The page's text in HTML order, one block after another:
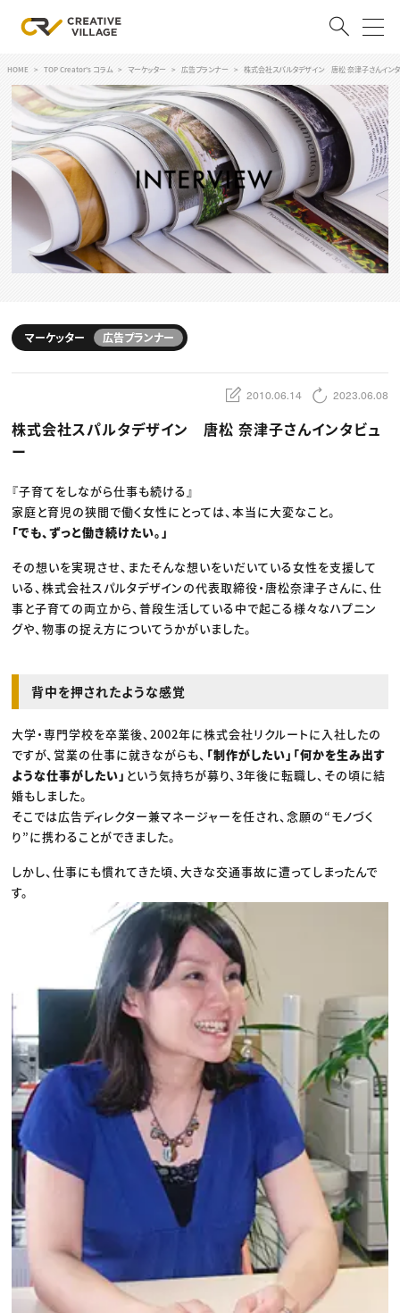
ログイン 会員登録
RECRUIT
クリエイター求人を探す
CREATIVE JOB求人検索
特集求人
採用説明会
スキルアップしたい！
デザイン
編集・ライティング
マーケティング
ディレクション
TOP Creator’s コラム
Webクリエイター
アプリクリエイター
ゲームクリエイター
クリエイターインタビュー
C＆R Magazine
セミナー
ニュース・トレンド トップ
Web
映像
ゲーム・エンタメ
出版
CREATIVE VILLAGEからのお知らせ
プロフェッショナル×つながる×メディア
HOME TOP Creator's コラム マーケッター 広告プランナー 株式会社スパルタデザイン 唐松 奈津子さんイン
マーケッター 広告プランナー
2010.06.14 2023.06.08
株式会社スパルタデザイン 唐松 奈津子さんインタビュ
ー
『子育てをしながら仕事も続ける』
家庭と育児の狭間で働く女性にとっては、本当に大変なこと。
「でも、ずっと働き続けたい。」
その想いを実現させ、またそんな想いをいだいている女性を支援して
いる、株式会社スパルタデザインの代表取締役・唐松奈津子さんに、仕
事と子育ての両立から、普段生活している中で起こる様々なハプニン
グや、物事の捉え方についてうかがいました。
背中を押されたような感覚
大学・専門学校を卒業後、2002年に株式会社リクルートに入社したの
ですが、営業の仕事に就きながらも、 「制作がしたい」「何かを生み出す
ような仕事がしたい」 という気持ちが募り、3年後に転職し、その頃に結
婚もしました。
そこでは広告ディレクター兼マネージャーを任され、念願の“モノづく
り”に携わることができました。
しかし、仕事にも慣れてきた頃、大きな交通事故に遭ってしまったんで
す。